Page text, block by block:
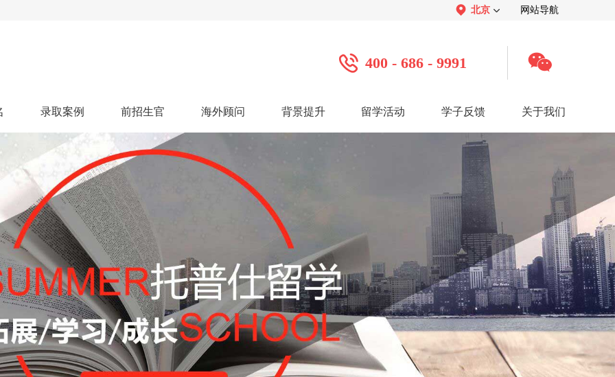
北京 网站导航
400 - 686 - 9991
考试
留学申请
排名
奖学金计划
智晨计划
方案
计划
定制
器 留学评估 智能诊断
录取案例
申请阶段： 本科案例 本转案例
offer播报
名校榜单： 26年Offer榜
前招生官 海外顾问
艺术顾问 医学健康
背景提升
科研项目 实习就业 综合素质培养
特色项目
夏校申请 学科竞赛
科考活动
论文发表
专利申请 商业实践
留学活动 学子反馈 关于我们
公司活动
渠道合作